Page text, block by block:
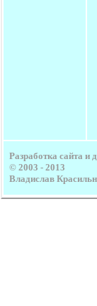
Разработка сайта и
© 2003 - 2013
Владислав